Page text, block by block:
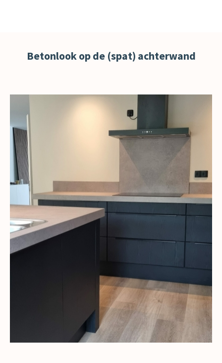
Betonlook op de (spat) achterwand